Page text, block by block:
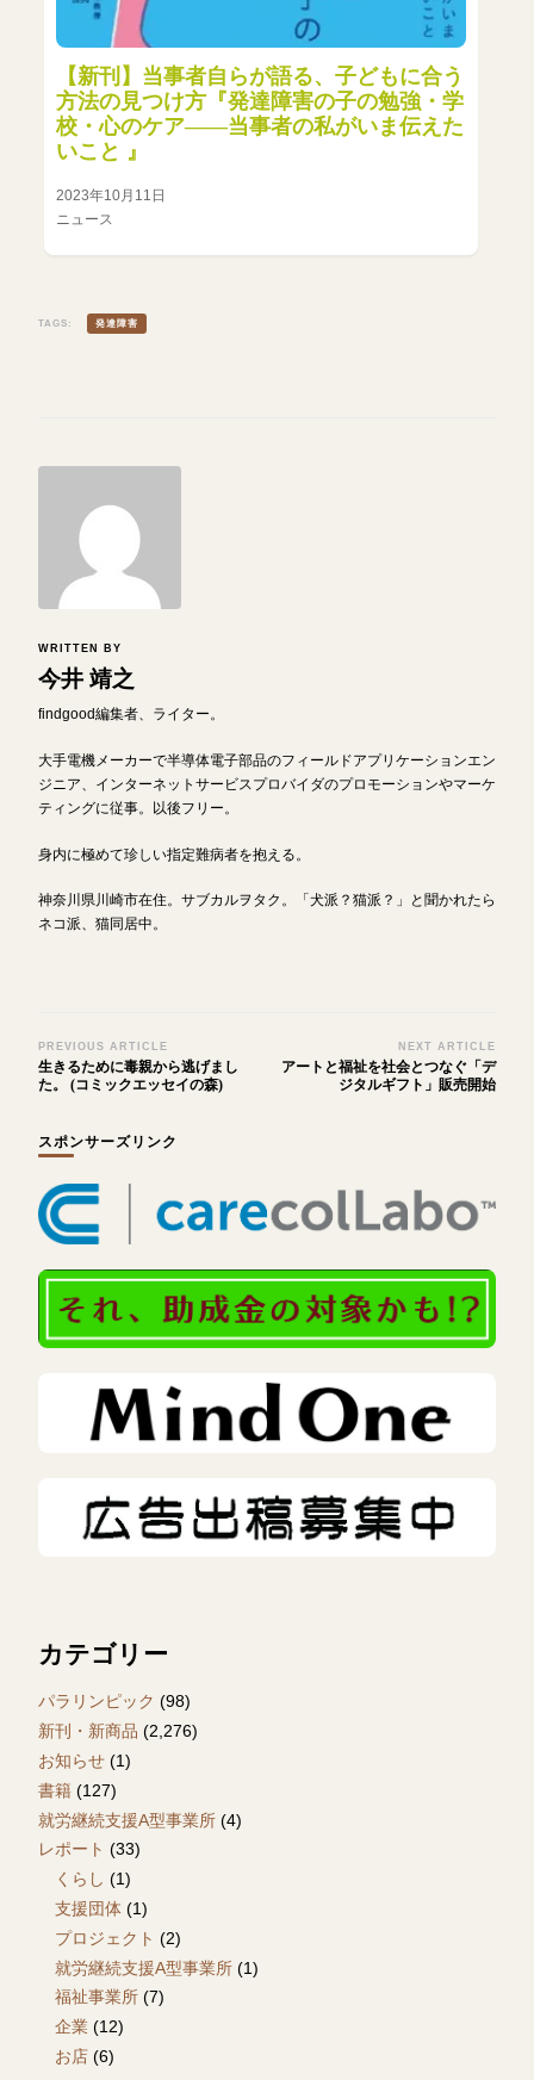
【新刊】当事者自らが語る、子どもに合う
方法の見つけ方『発達障害の子の勉強・学
校・心のケア――当事者の私がいま伝えた
いこと 』
2023年10月11日
ニュース
TAGS: 発達障害
WRITTEN BY
今井 靖之
findgood編集者、ライター。
大手電機メーカーで半導体電子部品のフィールドアプリケーションエン
ジニア、インターネットサービスプロバイダのプロモーションやマーケ
ティングに従事。以後フリー。
身内に極めて珍しい指定難病者を抱える。
神奈川県川崎市在住。サブカルヲタク。「犬派？猫派？」と聞かれたら
ネコ派、猫同居中。
Post
Navigation
PREVIOUS ARTICLE
生きるために毒親から逃げまし
た。 (コミックエッセイの森)
NEXT ARTICLE
アートと福祉を社会とつなぐ「デ
ジタルギフト」販売開始
スポンサーズリンク
カテゴリー
パラリンピック (98)
新刊・新商品 (2,276)
お知らせ (1)
書籍 (127)
就労継続支援A型事業所 (4)
レポート (33)
くらし (1)
支援団体 (1)
プロジェクト (2)
就労継続支援A型事業所 (1)
福祉事業所 (7)
企業 (12)
お店 (6)